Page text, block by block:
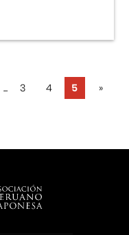
... 3 4 5 »